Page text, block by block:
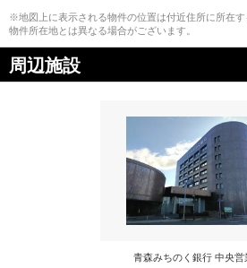
※地図上に表示される物件の位置は付近住所に所在
物件所在地とは異なる場合がございます。
周辺施設
青森みちのく銀行 中央営